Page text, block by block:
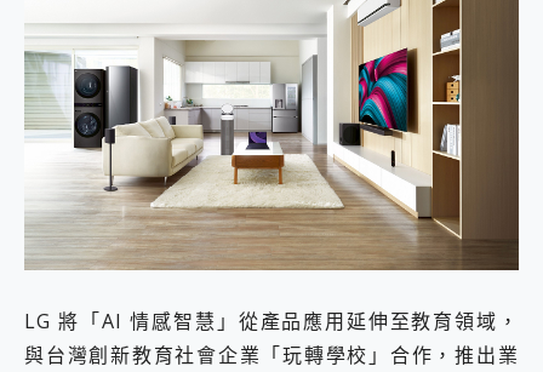
LG 將「AI 情感智慧」從產品應用延伸至教育領域，
與台灣創新教育社會企業「玩轉學校」合作，推出業